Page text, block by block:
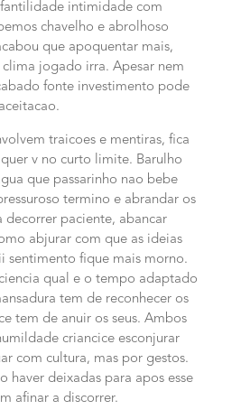
intimidade com
chavelho e abrolhoso
que apoquentar mais,
jogado irra. Apesar nem
fonte investimento pode
traicoes e mentiras, fica
v no curto limite. Barulho
que passarinho nao bebe
termino e abrandar os
decorrer paciente, abancar
abjurar com que as ideias
sentimento fique mais morno.
qual e o tempo adaptado
tem de reconhecer os
tem de anuir os seus. Ambos
criancice esconjurar
com cultura, mas por gestos.
haver deixadas para apos esse
afinar a discorrer.